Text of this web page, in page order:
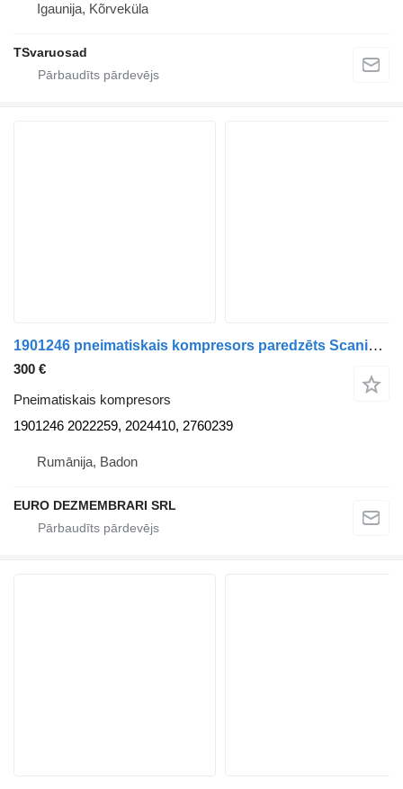
Igaunija, Kõrveküla
TSvaruosad
1901246 pneimatiskais kompresors paredzēts Scania vilcēja
300 €
Pneimatiskais kompresors
1901246 2022259, 2024410, 2760239
Rumānija, Badon
EURO DEZMEMBRARI SRL